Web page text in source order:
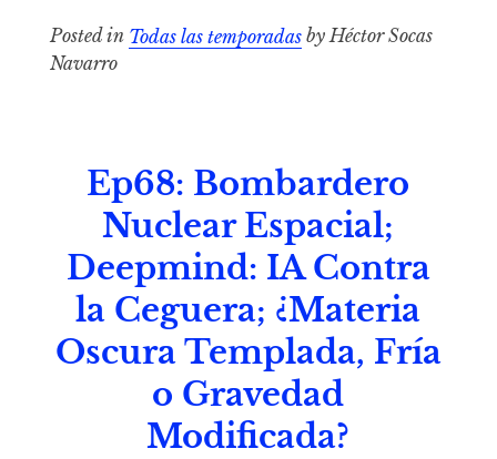
Posted in Todas las temporadasby Héctor Socas
Navarro
Ep68: Bombardero
Nuclear Espacial;
Deepmind: IA Contra
la Ceguera; ¿Materia
Oscura Templada, Fría
o Gravedad
Modificada?